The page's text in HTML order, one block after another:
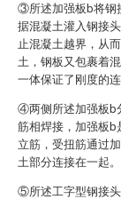
③所述加强板b将钢
据混凝土灌入钢接
止混凝土越界，从
土，钢板又包裹着
一体保证了刚度的连
④两侧所述加强板b
筋相焊接，加强板b
立筋，受扭筋通过
土部分连接在一起。
⑤所述工字型钢接